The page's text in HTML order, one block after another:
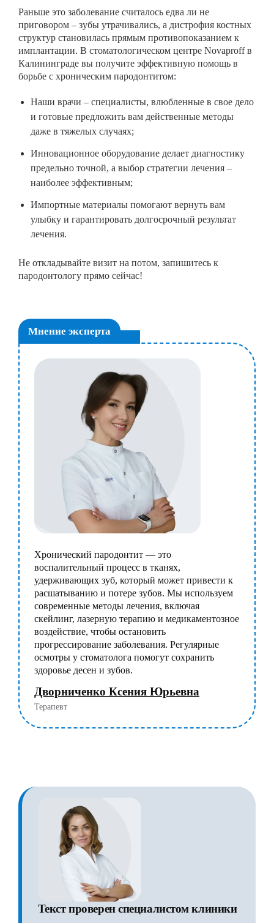
Раньше это заболевание считалось едва ли не
приговором – зубы утрачивались, а дистрофия костных
структур становилась прямым противопоказанием к
имплантации. В стоматологическом центре Novaproff в
Калининграде вы получите эффективную помощь в
борьбе с хроническим пародонтитом:
Наши врачи – специалисты, влюбленные в свое дело
и готовые предложить вам действенные методы
даже в тяжелых случаях;
Инновационное оборудование делает диагностику
предельно точной, а выбор стратегии лечения –
наиболее эффективным;
Импортные материалы помогают вернуть вам
улыбку и гарантировать долгосрочный результат
лечения.
Не откладывайте визит на потом, запишитесь к
пародонтологу прямо сейчас!
Мнение эксперта
Хронический пародонтит — это
воспалительный процесс в тканях,
удерживающих зуб, который может привести к
расшатыванию и потере зубов. Мы используем
современные методы лечения, включая
скейлинг, лазерную терапию и медикаментозное
воздействие, чтобы остановить
прогрессирование заболевания. Регулярные
осмотры у стоматолога помогут сохранить
здоровье десен и зубов.
Дворниченко Ксения Юрьевна
Терапевт
Текст проверен специалистом клиники